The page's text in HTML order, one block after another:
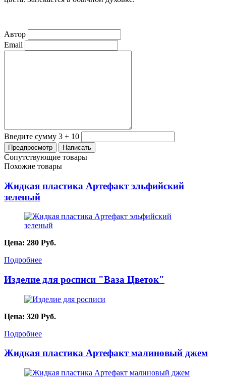
Автор
Email
Введите сумму 3 + 10
Сопутствующие товары
Похожие товары
Жидкая пластика Артефакт эльфийский
зеленый
Цена: 280 Руб.
Подробнее
Изделие для росписи "Ваза Цветок"
Цена: 320 Руб.
Подробнее
Жидкая пластика Артефакт малиновый джем